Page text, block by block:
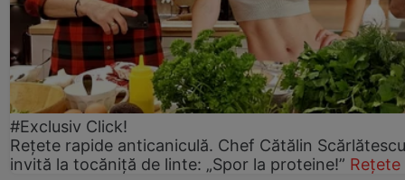
#Exclusiv Click!
Rețete rapide anticaniculă. Chef Cătălin
invită la tocăniță de linte: „Spor la proteine!” Rețete